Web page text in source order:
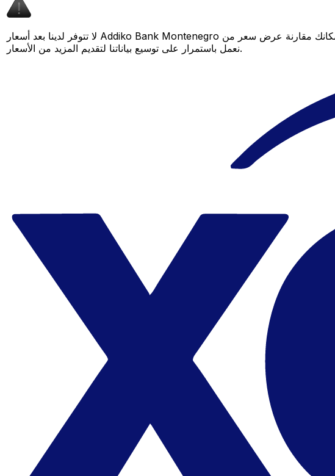
لا تتوفر لدينا بعد أسعار Addiko Bank Montenegro لهذا الزوج من العملات، لكن لا يزال بإمكانك مقارنة عرض سعر من Addiko Bank Montenegro بسعر Xe المباشر لمعرفة التوفير المحتمل. عد لاحقًا، فنحن
نعمل باستمرار على توسيع بياناتنا لتقديم المزيد من الأسعار.